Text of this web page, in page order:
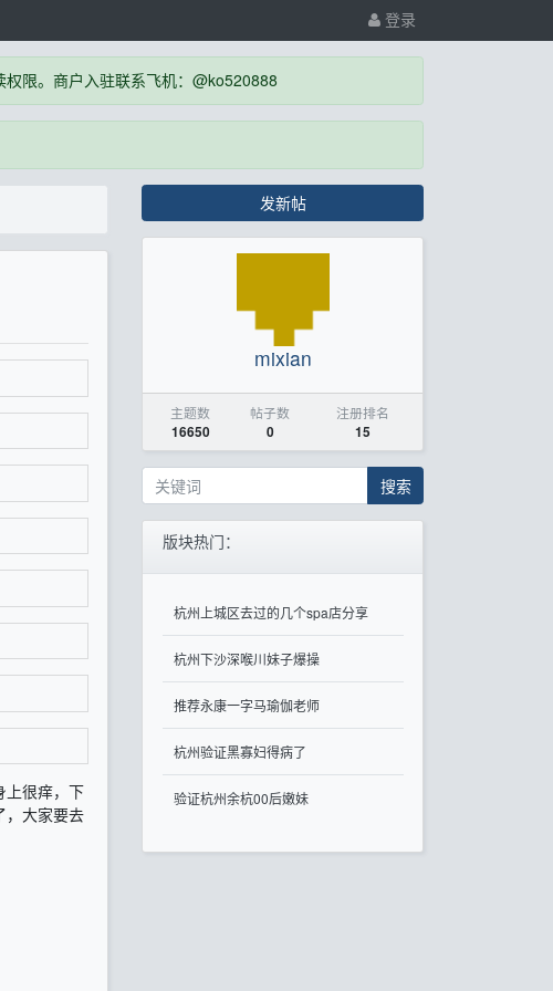
登录
限。商户入驻联系飞机：@ko520888
上很痒，下
，大家要去
发新帖
mixian
主题数
16650
帖子数
0
注册排名
15
搜索
版块热门：
杭州上城区去过的几个spa店分享
杭州下沙深喉川妹子爆操
推荐永康一字马瑜伽老师
杭州验证黑寡妇得病了
验证杭州余杭00后嫩妹